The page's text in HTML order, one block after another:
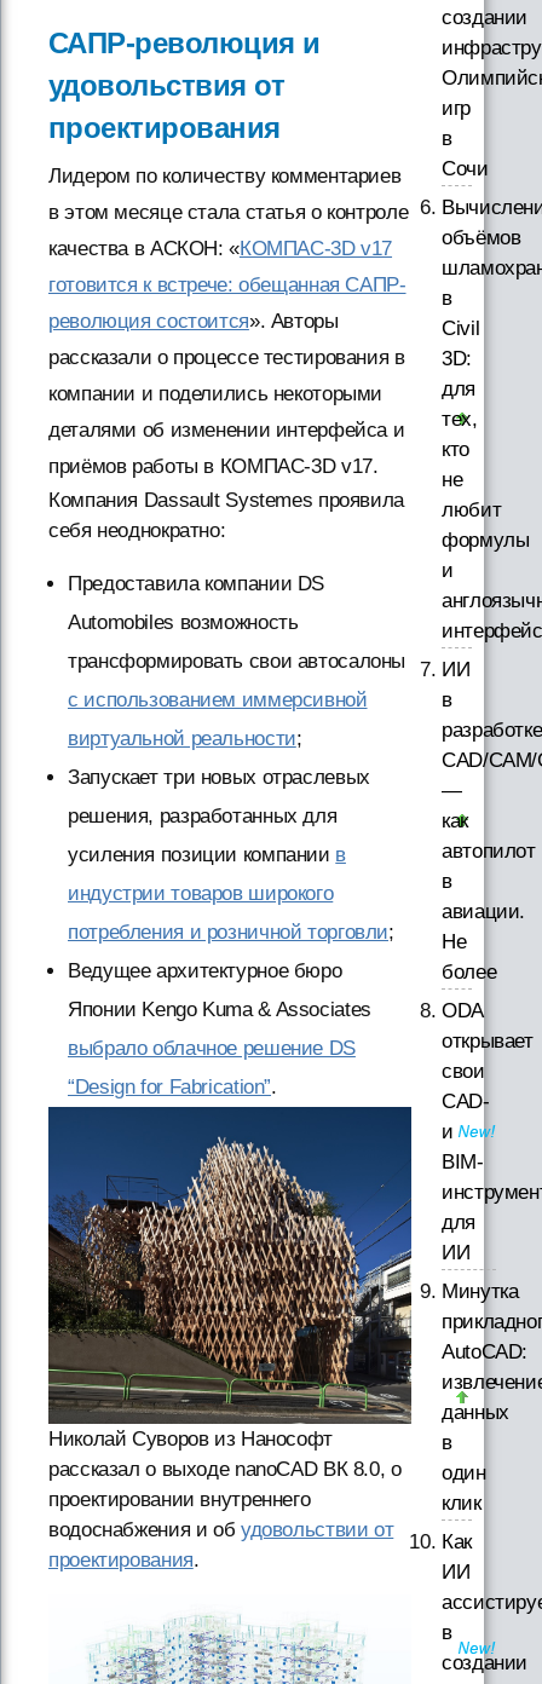
САПР-революция и
удовольствия от
проектирования
Лидером по количеству комментариев
в этом месяце стала статья о контроле
качества в АСКОН: «КОМПАС-3D v17
готовится к встрече: обещанная САПР-
революция состоится». Авторы
рассказали о процессе тестирования в
компании и поделились некоторыми
деталями об изменении интерфейса и
приёмов работы в КОМПАС-3D v17.
Компания Dassault Systemes проявила
себя неоднократно:
Предоставила компании DS
Automobiles возможность
трансформировать свои автосалоны
с использованием иммерсивной
виртуальной реальности;
Запускает три новых отраслевых
решения, разработанных для
усиления позиции компании в
индустрии товаров широкого
потребления и розничной торговли;
Ведущее архитектурное бюро
Японии Kengo Kuma & Associates
выбрало облачное решение DS
“Design for Fabrication”.
Николай Суворов из Нанософт
рассказал о выходе nanoCAD ВК 8.0, о
проектировании внутреннего
водоснабжения и об удовольствии от
проектирования.
создании
игр
в
Сочи
объёмов
в
Civil
3D:
для
тех,
кто
не
любит
формулы
и
ИИ
в
разработке
CAD/
—
как
автопилот
в
авиации.
Не
более
ODA
открывает
свои
CAD-
и
BIM-
для
ИИ
Минутка
AutoCAD:
данных
в
один
клик
Как
ИИ
в
создании